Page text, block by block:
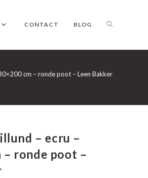
CONTACT BLOG TOGGLE
WEBSITE
cm – ronde poot – Leen Bakker
– ecru –
– ronde poot –